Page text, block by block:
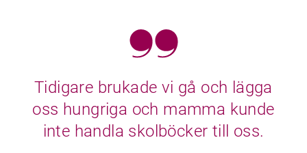
Tidigare brukade vi gå och lägga
oss hungriga och mamma kunde
inte handla skolböcker till oss.